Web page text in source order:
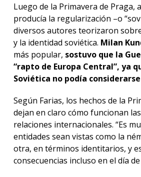
Luego de la Primavera de Praga,
producía la regularización –o
diversos autores teorizaron
y la identidad soviética. Milan
más popular, sostuvo que la
“rapto de Europa Central”, ya
Soviética no podía
Según Farias, los hechos de la
dejan en claro cómo funcionan
relaciones internacionales. “Es
entidades sean vistas como la
otra, en términos identitarios, y
consecuencias incluso en el día de